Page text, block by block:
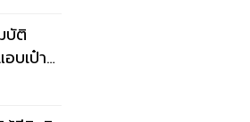
บัติ
บเป๋า